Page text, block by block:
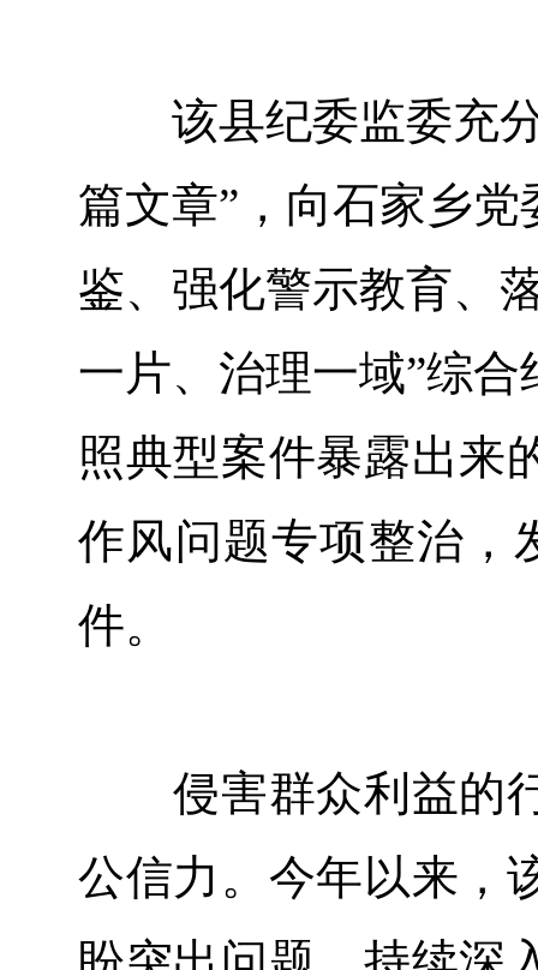
该县纪委监委充分
篇文章”，向石家乡
鉴、强化警示教育、
一片、治理一域”综
照典型案件暴露出来
作风问题专项整治，
件。
侵害群众利益的行
公信力。今年以来，